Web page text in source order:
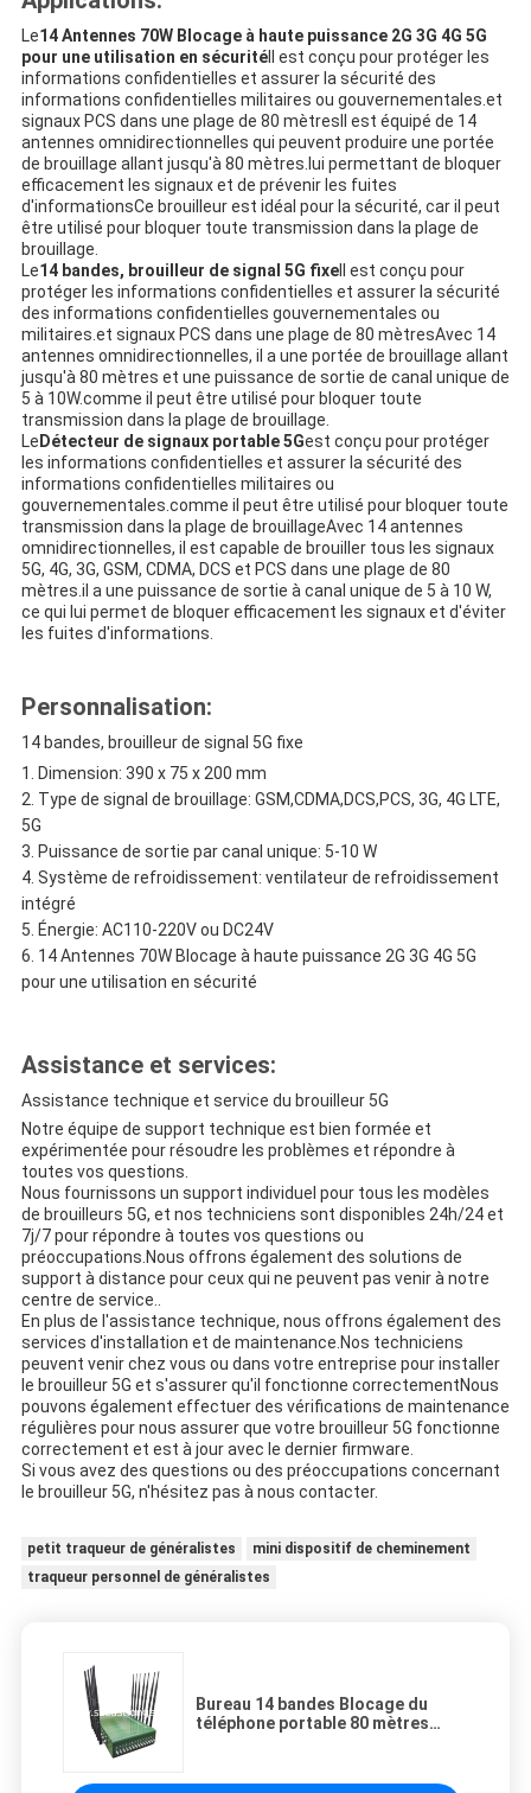
Le14 Antennes 70W Blocage à haute puissance 2G 3G 4G 5G
pour une utilisation en sécuritéIl est conçu pour protéger les
informations confidentielles et assurer la sécurité des
informations confidentielles militaires ou gouvernementales.et
signaux PCS dans une plage de 80 mètresIl est équipé de 14
antennes omnidirectionnelles qui peuvent produire une portée
de brouillage allant jusqu'à 80 mètres.lui permettant de bloquer
efficacement les signaux et de prévenir les fuites
d'informationsCe brouilleur est idéal pour la sécurité, car il peut
être utilisé pour bloquer toute transmission dans la plage de
brouillage.
Le14 bandes, brouilleur de signal 5G fixeIl est conçu pour
protéger les informations confidentielles et assurer la sécurité
des informations confidentielles gouvernementales ou
militaires.et signaux PCS dans une plage de 80 mètresAvec 14
antennes omnidirectionnelles, il a une portée de brouillage allant
jusqu'à 80 mètres et une puissance de sortie de canal unique de
5 à 10W.comme il peut être utilisé pour bloquer toute
transmission dans la plage de brouillage.
Le Détecteur de signaux portable 5Gest conçu pour protéger
les informations confidentielles et assurer la sécurité des
informations confidentielles militaires ou
gouvernementales.comme il peut être utilisé pour bloquer toute
transmission dans la plage de brouillageAvec 14 antennes
omnidirectionnelles, il est capable de brouiller tous les signaux
5G, 4G, 3G, GSM, CDMA, DCS et PCS dans une plage de 80
mètres.il a une puissance de sortie à canal unique de 5 à 10 W,
ce qui lui permet de bloquer efficacement les signaux et d'éviter
les fuites d'informations.
Personnalisation:
14 bandes, brouilleur de signal 5G fixe
Dimension: 390 x 75 x 200 mm
Type de signal de brouillage: GSM,CDMA,DCS,PCS, 3G, 4G LTE,
5G
Puissance de sortie par canal unique: 5-10 W
Système de refroidissement: ventilateur de refroidissement
intégré
Énergie: AC110-220V ou DC24V
14 Antennes 70W Blocage à haute puissance 2G 3G 4G 5G
pour une utilisation en sécurité
Assistance et services:
Assistance technique et service du brouilleur 5G
Notre équipe de support technique est bien formée et
expérimentée pour résoudre les problèmes et répondre à
toutes vos questions.
Nous fournissons un support individuel pour tous les modèles
de brouilleurs 5G, et nos techniciens sont disponibles 24h/24 et
7j/7 pour répondre à toutes vos questions ou
préoccupations.Nous offrons également des solutions de
support à distance pour ceux qui ne peuvent pas venir à notre
centre de service..
En plus de l'assistance technique, nous offrons également des
services d'installation et de maintenance.Nos techniciens
peuvent venir chez vous ou dans votre entreprise pour installer
le brouilleur 5G et s'assurer qu'il fonctionne correctementNous
pouvons également effectuer des vérifications de maintenance
régulières pour nous assurer que votre brouilleur 5G fonctionne
correctement et est à jour avec le dernier firmware.
Si vous avez des questions ou des préoccupations concernant
le brouilleur 5G, n'hésitez pas à nous contacter.
petit traqueur de généralistes
mini dispositif de cheminement
traqueur personnel de généralistes
Bureau 14 bandes Blocage du
téléphone portable 80 mètres